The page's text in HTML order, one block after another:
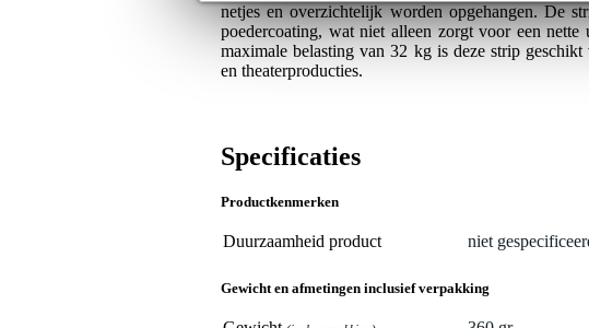
netjes en overzichtelijk worden opgehangen. De
poedercoating, wat niet alleen zorgt voor een
maximale belasting van 32 kg is deze strip
en theaterproducties.
Specificaties
Productkenmerken
Duurzaamheid product niet
Gewicht en afmetingen inclusief verpakking